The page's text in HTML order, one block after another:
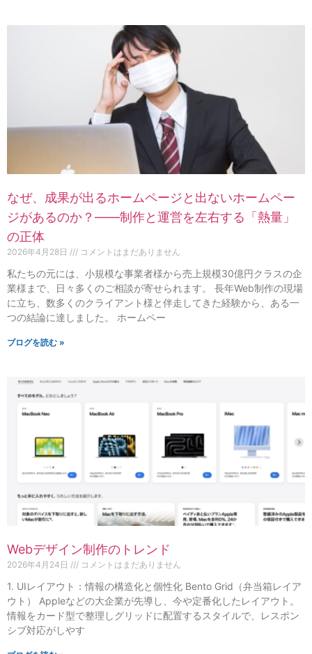
なぜ、成果が出るホームページと出ないホームペー
ジがあるのか？——制作と運営を左右する「熱量」
の正体
2026年4月28日 コメントはまだありません
私たちの元には、小規模な事業者様から売上規模30億円クラスの企
業様まで、日々多くのご相談が寄せられます。 長年Web制作の現場
に立ち、数多くのクライアント様と伴走してきた経験から、ある一
つの結論に達しました。 ホームペー
ブログを読む »
Webデザイン制作のトレンド
2026年4月24日 コメントはまだありません
1. UIレイアウト：情報の構造化と個性化 Bento Grid（弁当箱レイア
ウト） Appleなどの大企業が先導し、今や定番化したレイアウト。
情報をカード型で整理しグリッドに配置するスタイルで、レスポン
シブ対応がしやす